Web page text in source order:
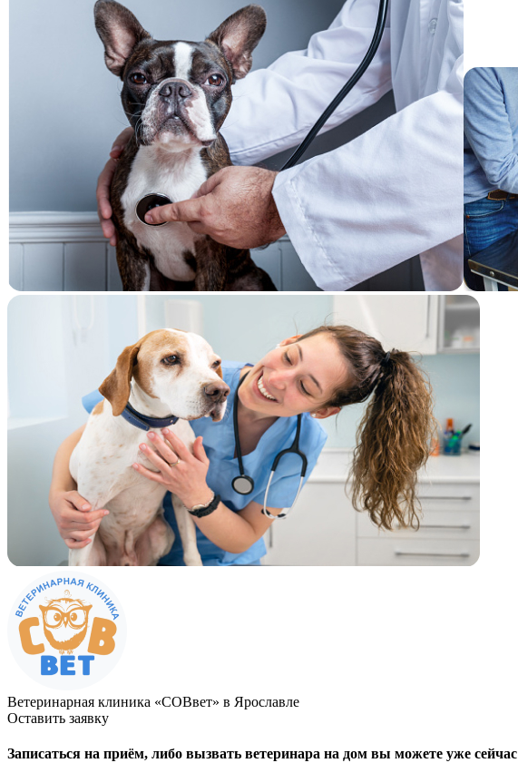
Ветеринарная клиника «СОВвет» в Ярославле
Оставить заявку
Записаться на приём, либо вызвать ветеринара на дом вы можете уже сейчас